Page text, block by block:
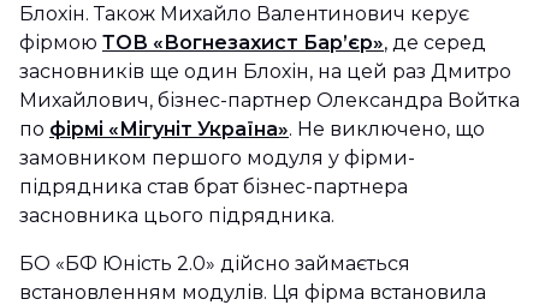
Блохін. Також Михайло Валентинович керує
фірмою ТОВ «Вогнезахист Бар’єр», де серед
засновників ще один Блохін, на цей раз Дмитро
Михайлович, бізнес-партнер Олександра Войтка
по фірмі «Мігуніт Україна». Не виключено, що
замовником першого модуля у фірми-
підрядника став брат бізнес-партнера
засновника цього підрядника.
БО «БФ Юність 2.0» дійсно займається
встановленням модулів. Ця фірма встановила